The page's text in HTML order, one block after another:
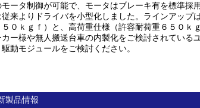
ータ制御が可能で、モータはブレーキ有を標準採
従来よりドライバを小型化しました。ラインアップ
０ｋｇｆ）と、高荷重仕様（許容耐荷重６５０ｋ
カー様や無人搬送台車の内製化をご検討されている
動モジュールをご検討ください。
製品情報